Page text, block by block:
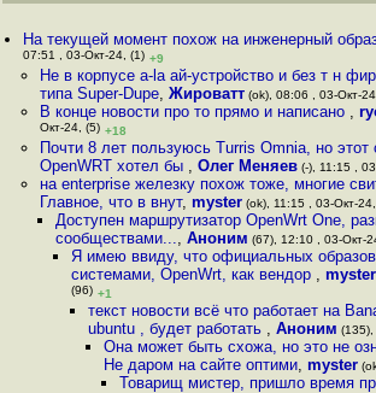
На текущей момент похож на инженерный
07:51 , 03-Окт-24, (1) +9
Не в корпусе a-la ай-устройство и без т н
типа Super-Dupe, Жироватт(ok), 08:06 , 03-Окт-
В конце новости про то прямо и написано ,
Окт-24, (5) +18
Почти 8 лет пользуюсь Turris Omnia, но
OpenWRT хотел бы , Олег Меняев(-), 11:15 ,
на enterprise железку похож тоже, многие
Главное, что в внут, myster(ok), 11:15 , 03-Окт-
Доступен маршрутизатор OpenWrt One,
сообществами..., Аноним (67), 12:10 , 03-Окт-
Я имею ввиду, что официальных
системами, OpenWrt, как вендор ,myster
(96) +1
текст новости всё что работает на
ubuntu , будет работать , Аноним
Она может быть схожа, но это не
Не даром на сайте оптими, myster
Товарищ мистер, пришло время